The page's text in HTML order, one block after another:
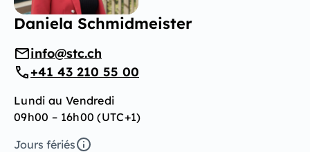
Daniela Schmidmeister
info@stc.ch
+41 43 210 55 00
Lundi au Vendredi
09h00 – 16h00 (UTC+1)
Jours fériés